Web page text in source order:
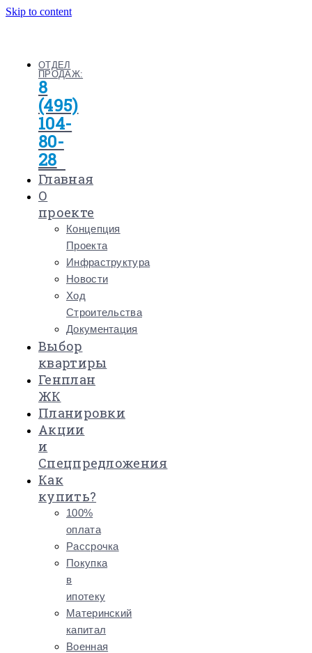
Skip to content
ОТДЕЛ
ПРОДАЖ:
8
(495)
104-
80-
28
Главная
О
проекте
Концепция
Проекта
Инфраструктура
Новости
Ход
Строительства
Документация
Выбор
квартиры
Генплан
ЖК
Планировки
Акции
и
Спецпредложения
Как
купить?
100%
оплата
Рассрочка
Покупка
в
ипотеку
Материнский
капитал
Военная